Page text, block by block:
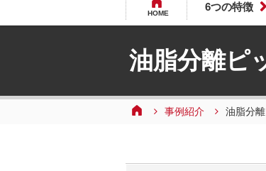
HOME
6つの特徴
油脂分離ピ
事例紹介 油脂分